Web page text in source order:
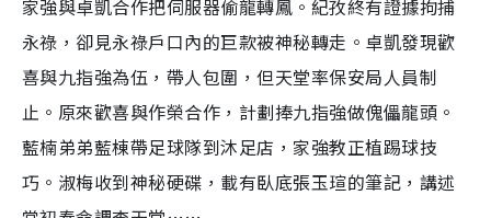
家強與卓凱合作把伺服器偷龍轉鳳。紀孜終有證據拘捕
永祿，卻見永祿戶口內的巨款被神秘轉走。卓凱發現歡
喜與九指強為伍，帶人包圍，但天堂率保安局人員制
止。原來歡喜與作榮合作，計劃捧九指強做傀儡龍頭。
藍楠弟弟藍棟帶足球隊到沐足店，家強教正植踢球技
巧。淑梅收到神秘硬碟，載有臥底張玉瑄的筆記，講述